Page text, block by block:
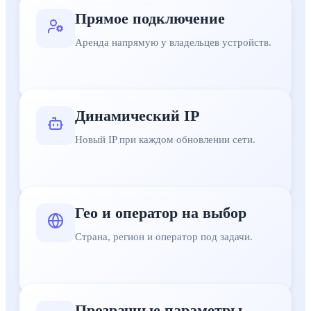
Прямое подключение
Аренда напрямую у владельцев устройств.
Динамический IP
Новый IP при каждом обновлении сети.
Гео и оператор на выбор
Страна, регион и оператор под задачи.